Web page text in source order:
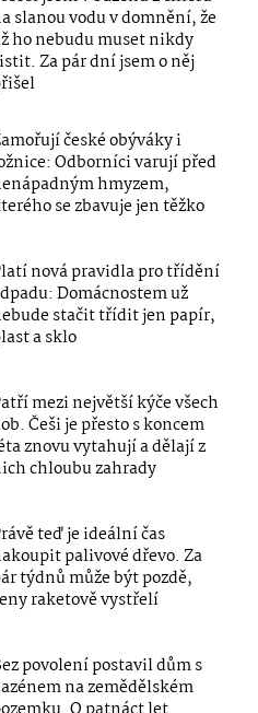
slanou vodu v domnění, že
ho nebudu muset nikdy
Za pár dní jsem o něj
české obýváky i
Odborníci varují před
hmyzem,
se zbavuje jen těžko
nová pravidla pro třídění
Domácnostem už
stačit třídit jen papír,
a sklo
mezi největší kýče všech
Češi je přesto s koncem
znovu vytahují a dělají z
chloubu zahrady
teď je ideální čas
palivové dřevo. Za
týdnů může být pozdě,
raketově vystřelí
povolení postavil dům s
na zemědělském